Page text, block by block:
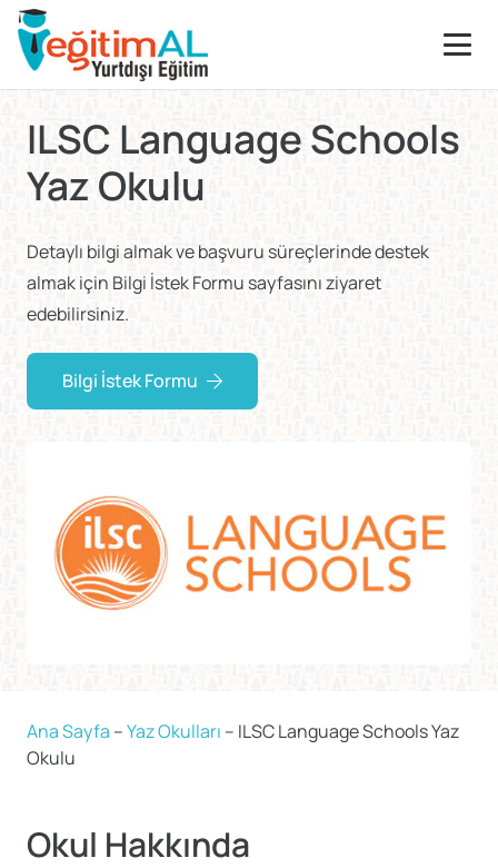
ILSC Language Schools
Yaz Okulu
Detaylı bilgi almak ve başvuru süreçlerinde destek
almak için Bilgi İstek Formu sayfasını ziyaret
edebilirsiniz.
Bilgi İstek Formu
Ana Sayfa –Yaz Okulları – ILSC Language Schools Yaz
Okulu
Okul Hakkında